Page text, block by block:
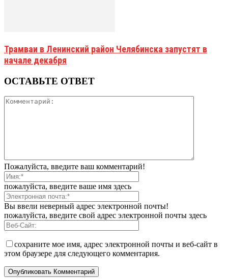
Трамваи в Ленинский район Челябинска запустят в
начале декабря
ОСТАВЬТЕ ОТВЕТ
Пожалуйста, введите ваш комментарий!
пожалуйста, введите ваше имя здесь
Вы ввели неверный адрес электронной почты!
пожалуйста, введите свой адрес электронной почты здесь
сохраните мое имя, адрес электронной почты и веб-сайт в
этом браузере для следующего комментария.